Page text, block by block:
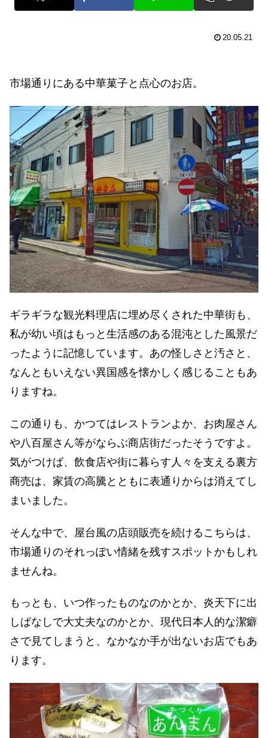
20.05.21
市場通りにある中華菓子と点心のお店。
ギラギラな観光料理店に埋め尽くされた中華街も、
私が幼い頃はもっと生活感のある混沌とした風景だ
ったように記憶しています。あの怪しさと汚さと、
なんともいえない異国感を懐かしく感じることもあ
りますね。
この通りも、かつてはレストランよか、お肉屋さん
や八百屋さん等がならぶ商店街だったそうですよ。
気がつけば、飲食店や街に暮らす人々を支える裏方
商売は、家賃の高騰とともに表通りからは消えてし
まいました。
そんな中で、屋台風の店頭販売を続けるこちらは、
市場通りのそれっぽい情緒を残すスポットかもしれ
ませんね。
もっとも、いつ作ったものなのかとか、炎天下に出
しぱなしで大丈夫なのかとか、現代日本人的な潔癖
さで見てしまうと、なかなか手が出ないお店でもあ
ります。